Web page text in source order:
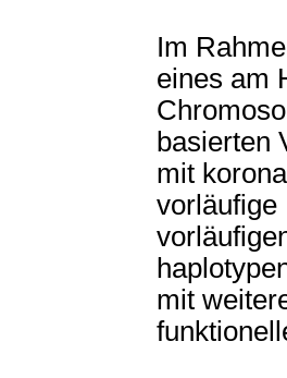
Im
eines am
basierten
mit
vorläufige
mit